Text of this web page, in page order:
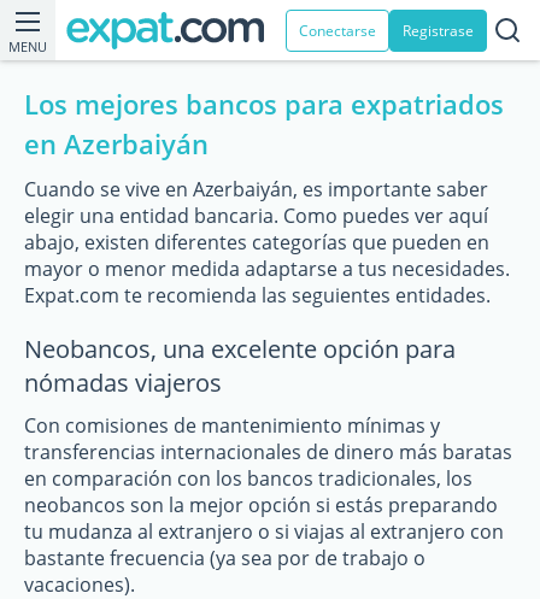
MENU
Conectarse Registrase
Los mejores bancos para expatriados
en Azerbaiyán
Cuando se vive en Azerbaiyán, es importante saber
elegir una entidad bancaria. Como puedes ver aquí
abajo, existen diferentes categorías que pueden en
mayor o menor medida adaptarse a tus necesidades.
Expat.com te recomienda las seguientes entidades.
Neobancos, una excelente opción para
nómadas viajeros
Con comisiones de mantenimiento mínimas y
transferencias internacionales de dinero más baratas
en comparación con los bancos tradicionales, los
neobancos son la mejor opción si estás preparando
tu mudanza al extranjero o si viajas al extranjero con
bastante frecuencia (ya sea por de trabajo o
vacaciones).